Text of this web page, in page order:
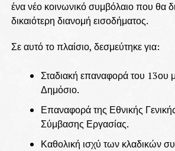
ένα νέο κοινωνικό συμβόλαιο που θα
δικαιότερη διανομή εισοδήματος.
Σε αυτό το πλαίσιο, δεσμεύτηκε για:
Σταδιακή επαναφορά του 13ου
Δημόσιο.
Επαναφορά της Εθνικής
Σύμβασης Εργασίας.
Καθολική ισχύ των κλαδικών